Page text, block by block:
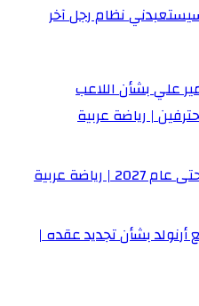
نظام رجل آخر
علي بشأن اللاعب
| رياضة عربية
عربية
أرنولد بشأن تجديد عقده |